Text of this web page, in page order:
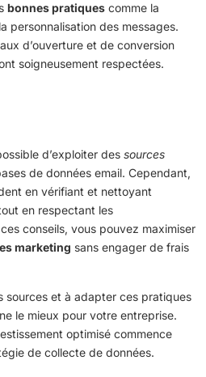
bonnes pratiques comme la
personnalisation des messages.
d’ouverture et de conversion
soigneusement respectées.
d’exploiter des sources
de données email. Cependant,
en vérifiant et nettoyant
en respectant les
conseils, vous pouvez maximiser
marketing sans engager de frais
sources et à adapter ces pratiques
le mieux pour votre entreprise.
optimisé commence
de collecte de données.